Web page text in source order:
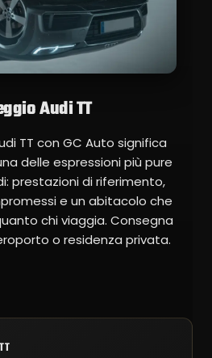
Audi TT
TT con GC Auto significa
delle espressioni più pure
prestazioni di riferimento,
e un abitacolo che
chi viaggia. Consegna
o residenza privata.